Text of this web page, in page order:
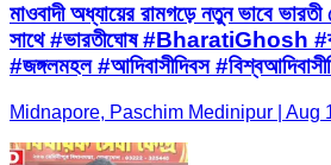
মাওবাদী অধ্যায়ের রামগড়ে নতুন ভাবে
সাথে #ভারতীঘোষ #BharatiGhosh
#জঙ্গলমহল #আদিবাসীদিবস
Midnapore, Paschim Medinipur | Aug